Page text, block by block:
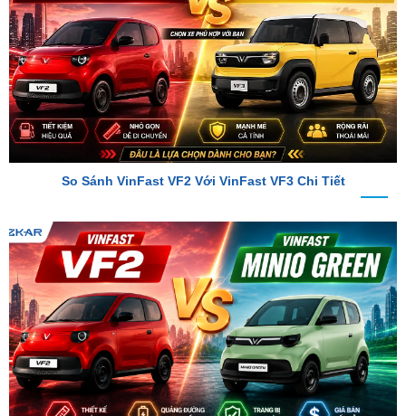
So Sánh VinFast VF2 Với VinFast VF3 Chi Tiết
So Sánh VinFast VF2 Với VinFast Minio Green Chi Tiết